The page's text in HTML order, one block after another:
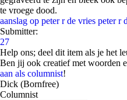
te vroege dood.
aanslag op peter r de vries peter r
Submitter:
27
Help ons; deel dit item als je het
Ben jij ook creatief met woorden
aan als columnist!
Dick (Bornfree)
Columnist